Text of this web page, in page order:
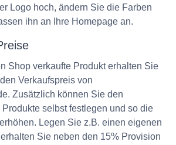
Logo hoch, ändern Sie die Farben
ihn an Ihre Homepage an.
Shop verkaufte Produkt erhalten Sie
Verkaufspreis von
Zusätzlich können Sie den
selbst festlegen und so die
Legen Sie z.B. einen eigenen
Sie neben den 15% Provision